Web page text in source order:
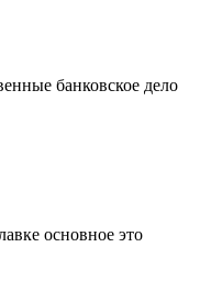
банковское дело
основное это